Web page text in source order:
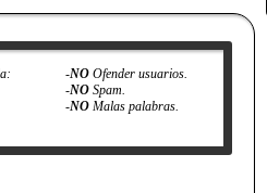
-NOOfender usuarios.
-NOSpam.
-NOMalas palabras.